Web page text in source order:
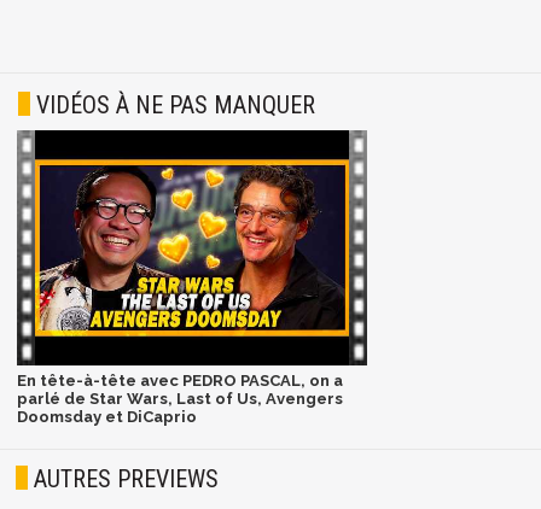
VIDÉOS À NE PAS MANQUER
En tête-à-tête avec PEDRO PASCAL, on a
parlé de Star Wars, Last of Us, Avengers
Doomsday et DiCaprio
AUTRES PREVIEWS